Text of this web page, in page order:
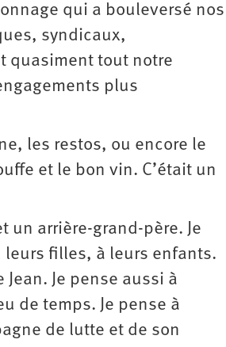
qui a bouleversé nos
syndicaux,
quasiment tout notre
plus
les restos, ou encore le
et le bon vin. C’était un
un arrière-grand-père. Je
leurs filles, à leurs enfants.
Je pense aussi à
de temps. Je pense à
de lutte et de son